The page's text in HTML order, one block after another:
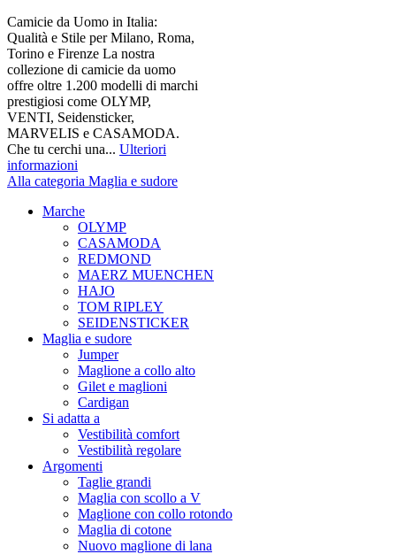
Camicie da Uomo in Italia:
Qualità e Stile per Milano, Roma,
Torino e Firenze La nostra
collezione di camicie da uomo
offre oltre 1.200 modelli di marchi
prestigiosi come OLYMP,
VENTI, Seidensticker,
MARVELIS e CASAMODA.
Che tu cerchi una... Ulteriori
informazioni
Alla categoria Maglia e sudore
Marche
OLYMP
CASAMODA
REDMOND
MAERZ MUENCHEN
HAJO
TOM RIPLEY
SEIDENSTICKER
Maglia e sudore
Jumper
Maglione a collo alto
Gilet e maglioni
Cardigan
Si adatta a
Vestibilità comfort
Vestibilità regolare
Argomenti
Taglie grandi
Maglia con scollo a V
Maglione con collo rotondo
Maglia di cotone
Nuovo maglione di lana